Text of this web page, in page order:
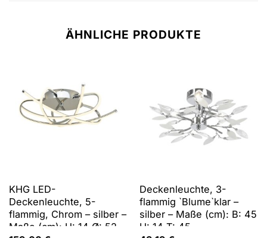
ÄHNLICHE PRODUKTE
KHG LED-
Deckenleuchte, 5-
flammig, Chrom – silber –
Maße (cm): H: 14 Ø: 52
Deckenleuchte, 3-
flammig `Blume`klar –
silber – Maße (cm): B: 45
H: 14 T: 45